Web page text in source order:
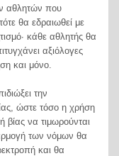
αθλητών που
θα εδραιωθεί με
κάθε αθλητής θα
αξιόλογες
και μόνο.
την
ώστε τόσο η χρήση
βίας να τιμωρούνται
των νόμων θα
και θα